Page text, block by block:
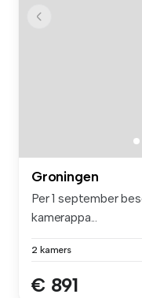
Groningen
Per 1 september
kamerappa...
2 kamers
€ 891